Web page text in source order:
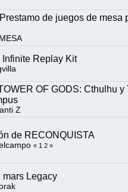
de juegos de mesa
Infinite Replay Kit
OF GODS: Cthulhu y
Z
de RECONQUISTA
« 1 2 »
mars Legacy